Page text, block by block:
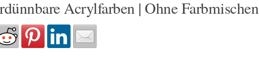
Acrylfarben | Ohne Farbmischen